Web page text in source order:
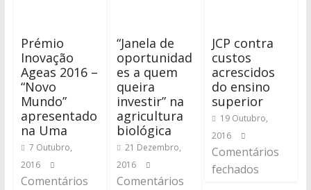
Prémio
Inovação
Ageas 2016 –
“Novo
Mundo”
apresentado
na Uma
7 Outubro,
2016
Comentários
“Janela de
oportunidad
es a quem
queira
investir” na
agricultura
biológica
21 Dezembro,
2016
Comentários
JCP contra
custos
acrescidos
do ensino
superior
19 Outubro,
2016
Comentários
fechados